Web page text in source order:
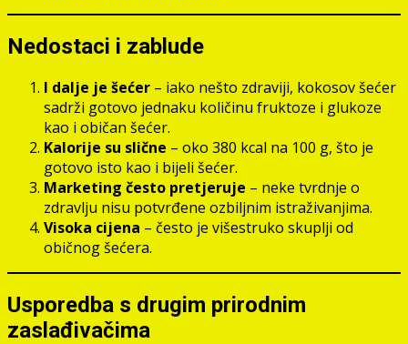
Nedostaci i zablude
I dalje je šećer – iako nešto zdraviji, kokosov šećer
sadrži gotovo jednaku količinu fruktoze i glukoze
kao i običan šećer.
Kalorije su slične – oko 380 kcal na 100 g, što je
gotovo isto kao i bijeli šećer.
Marketing često pretjeruje – neke tvrdnje o
zdravlju nisu potvrđene ozbiljnim istraživanjima.
Visoka cijena – često je višestruko skuplji od
običnog šećera.
Usporedba s drugim prirodnim
zaslađivačima